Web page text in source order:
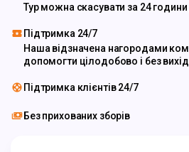
Тур можна скасувати за 24
Підтримка 24/7
Наша відзначена нагородами
допомогти цілодобово і без
Підтримка клієнтів 24/7
Без прихованих зборів